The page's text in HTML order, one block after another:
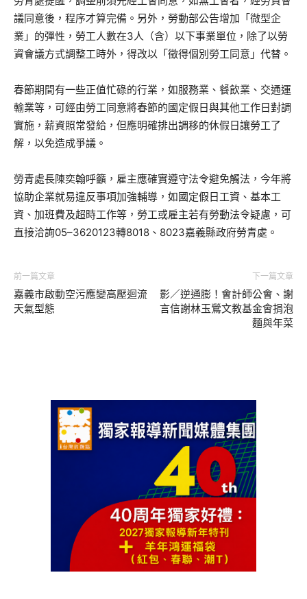
議同意後，程序才算完備。另外，勞動部公告增加「微型企
業」的彈性，勞工人數在3人（含）以下事業單位，除了以勞
資會議方式調整工時外，得改以「徵得個別勞工同意」代替。
春節期間有一些正值忙碌的行業，如服務業、餐飲業、交通運
輸業等，可經由勞工同意將春節的國定假日與其他工作日對調
實施，薪資照常發給，但應明確排出調移的休假日讓勞工了
解，以免造成爭議。
勞青處長陳奕翰呼籲，雇主應確實遵守法令避免觸法，今年將
協助企業就易違反事項加強輔導，如國定假日工資、基本工
資、加班費及超時工作等，勞工或雇主若有勞動法令疑慮，可
直接洽詢05–3620123轉8018、8023嘉義縣政府勞青處。
前一篇文章
嘉義市啟動空污應變高壓迴流
天氣型態
下一篇文章
影／逆通膨！會計師公會、謝
言信謝林玉鶯文教基金會捐泡
麵與年菜